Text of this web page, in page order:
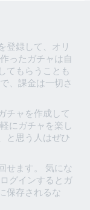
登録して、オリ
ったガチャは自
てもらうことも
、課金は一切さ
チャを作成して
にガチャを楽し
と思う人はぜひ
せます。 気にな
グインするとガ
保存されるな